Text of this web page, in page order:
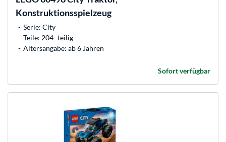
Konstruktionsspielzeug
Serie: City
Teile: 204 -teilig
Altersangabe: ab 6 Jahren
Sofort verfügbar